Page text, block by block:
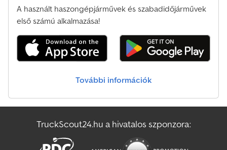
Tatra Billenős
Tatra Egyéb
Terberg Teherautó
Tirsan Félpótkocsis Teherautó
Tágas Nyergesvontató
Ural Teherautó
A használt haszongépjárművek és szabadidőjárművek
első számú alkalmazása!
További információk
TruckScout24.hu a hivatalos szponzora: